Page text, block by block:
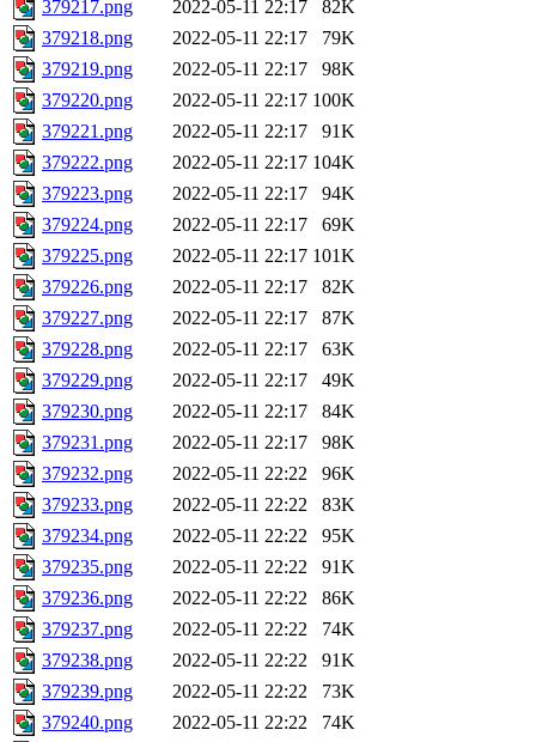
379217.png 2022-05-11 22:17
82K
379218.png
2022-05-11 22:17
79K
379219.png
2022-05-11 22:17
98K
379220.png
2022-05-11 22:17 100K
379221.png
2022-05-11 22:17
91K
379222.png
2022-05-11 22:17 104K
379223.png
2022-05-11 22:17
94K
379224.png
2022-05-11 22:17
69K
379225.png
2022-05-11 22:17 101K
379226.png
2022-05-11 22:17
82K
379227.png
2022-05-11 22:17
87K
379228.png
2022-05-11 22:17
63K
379229.png
2022-05-11 22:17
49K
379230.png
2022-05-11 22:17
84K
379231.png
2022-05-11 22:17
98K
379232.png
2022-05-11 22:22
96K
379233.png
2022-05-11 22:22
83K
379234.png
2022-05-11 22:22
95K
379235.png
2022-05-11 22:22
91K
379236.png
2022-05-11 22:22
86K
379237.png
2022-05-11 22:22
74K
379238.png
2022-05-11 22:22
91K
379239.png
2022-05-11 22:22
73K
379240.png
2022-05-11 22:22
74K